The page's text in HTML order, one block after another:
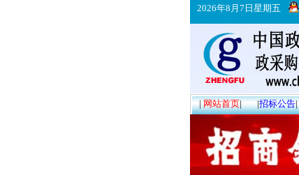
2026年8月7日星期五
|网站首页| |招标公告|